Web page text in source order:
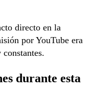
directo en la
por YouTube era
durante esta